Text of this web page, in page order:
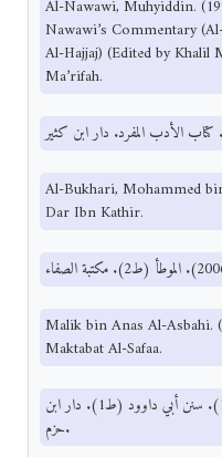
Al-Nawawi, Muhyiddin.
Nawawi’s Commentary
Al-Hajjaj) (Edited by Khalil
Ma’rifah.
Al-Bukhari, Mohammed
Dar Ibn Kathir.
Malik bin Anas Al-Asbahi.
Maktabat Al-Safaa.
السجستاني، سليمان بن الأشعث. (1998). سنن أبي داوود (ط1). دار ابن
حزم.